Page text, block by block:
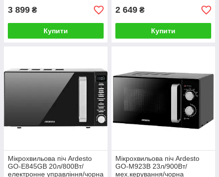
3 899 ₴
Купити
2 649 ₴
Купити
Мiкрохвильова пiч Ardesto
GO-E845GB 20л/800Вт/
електронне управління/чорна
Мiкрохвильова пiч Ardesto
GO-M923B 23л/900Вт/
мех.керування/чорна